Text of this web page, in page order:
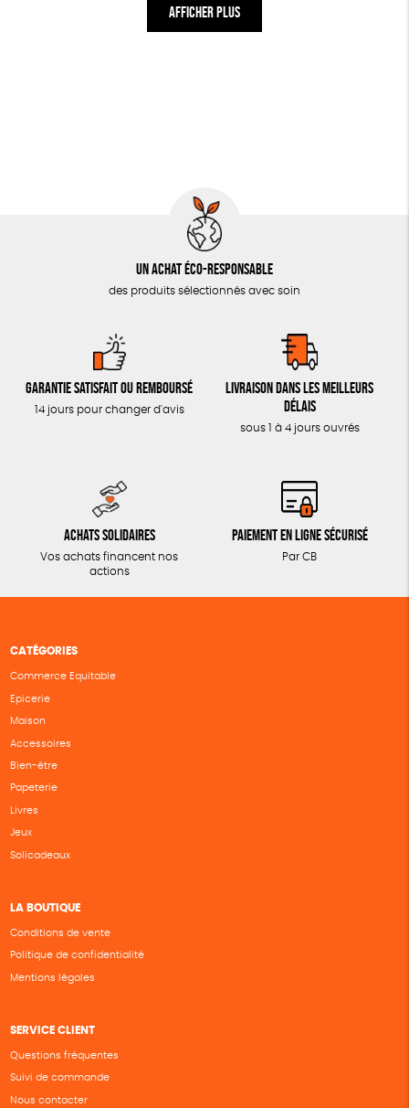
AFFICHER PLUS
Un achat éco-responsable
des produits sélectionnés avec soin
Garantie satisfait ou remboursé
14 jours pour changer d'avis
Livraison dans les meilleurs
délais
sous 1 à 4 jours ouvrés
Achats solidaires
Vos achats financent nos
actions
Paiement en ligne sécurisé
Par CB
CATÉGORIES
Commerce Equitable
Epicerie
Maison
Accessoires
Bien-être
Papeterie
Livres
Jeux
Solicadeaux
LA BOUTIQUE
Conditions de vente
Politique de confidentialité
Mentions légales
SERVICE CLIENT
Questions fréquentes
Suivi de commande
Nous contacter